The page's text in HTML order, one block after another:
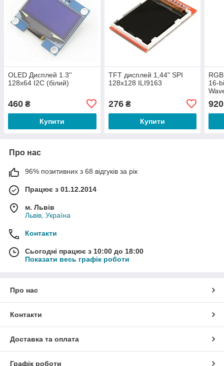
OLED Дисплей 1.3''
128x64 I2C (білий)
460 ₴
Купити
TFT дисплей 1,44" SPI
128x128 ILI9163
276₴
Купити
16-
920
Про нас
96% позитивних з 68 відгуків за рік
Працює з 01.12.2014
м. Львів
Львів, Україна
Контакти
Сьогодні працює з 10:00 до 18:00
Показати весь графік роботи
Про нас
Контакти
Доставка та оплата
Графік роботи